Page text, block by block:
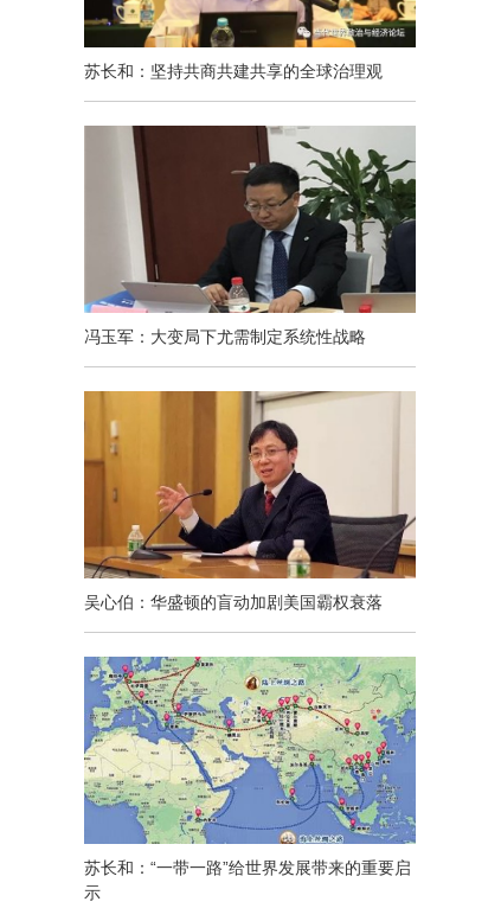
苏长和：坚持共商共建共享的全球治理观
冯玉军：大变局下尤需制定系统性战略
吴心伯：华盛顿的盲动加剧美国霸权衰落
苏长和：“一带一路”给世界发展带来的重要启
示